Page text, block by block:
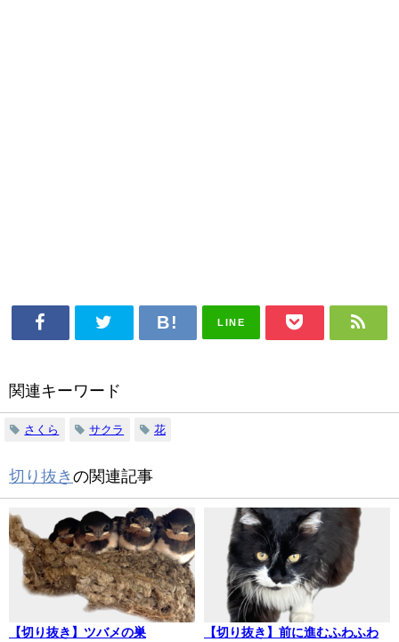
LINE
関連キーワード
さくら サクラ 花
切り抜き の関連記事
【切り抜き】ツバメの巣
【切り抜き】前に進むふわふわ